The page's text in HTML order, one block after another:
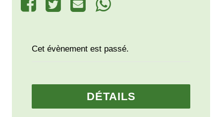
Cet évènement est passé.
DÉTAILS